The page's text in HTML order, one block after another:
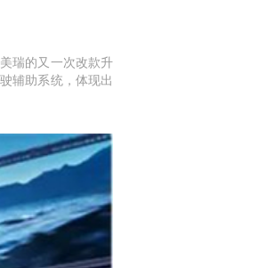
瑞的又一次改款升
辅助系统，体现出